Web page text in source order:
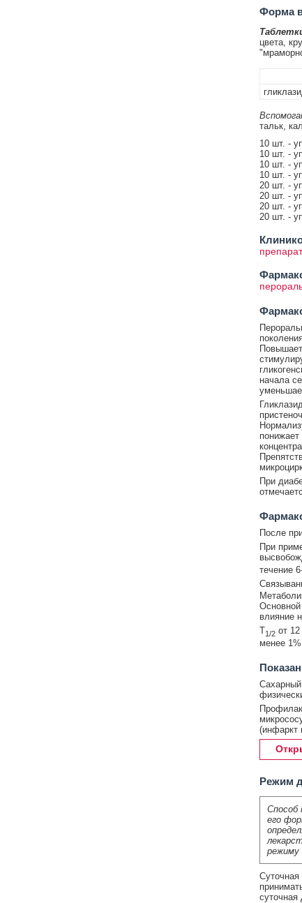
Форма
цвета,
тальк,
10 шт. -
10 шт. -
10 шт. -
10 шт. -
20 шт. -
20 шт. -
20 шт. -
20 шт. -
препарат
начала
При
После
При
течение
Основной
влияние
T1/2от 12
менее
Сахарный
(инфаркт
Режим
Способ
его
режиму
суточная